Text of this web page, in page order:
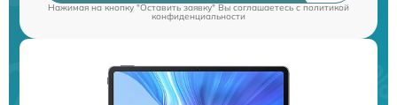
Нажимая на кнопку "Оставить заявку" Вы соглашаетесь cполитикой
конфиденциальности